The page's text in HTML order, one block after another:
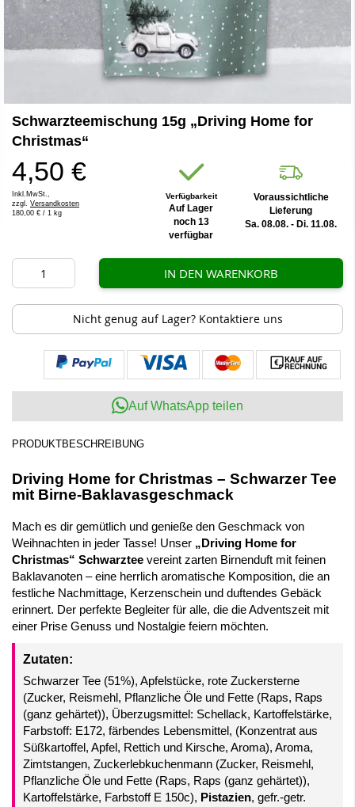
Anfang
der
springen
Schwarzteemischung 15g „Driving Home for
Christmas“
4,50 €
Inkl.MwSt.,
zzgl. Versandkosten
180,00 € / 1 kg
Verfügbarkeit
Auf Lager
noch 13
verfügbar
Voraussichtliche
Lieferung
Sa. 08.08. - Di. 11.08.
IN DEN WARENKORB
Nicht genug auf Lager? Kontaktiere uns
Auf WhatsApp teilen
PRODUKTBESCHREIBUNG
Driving Home for Christmas – Schwarzer Tee
mit Birne-Baklavasgeschmack
Mach es dir gemütlich und genieße den Geschmack von
Weihnachten in jeder Tasse! Unser „Driving Home for
Christmas“ Schwarztee vereint zarten Birnenduft mit feinen
Baklavanoten – eine herrlich aromatische Komposition, die an
festliche Nachmittage, Kerzenschein und duftendes Gebäck
erinnert. Der perfekte Begleiter für alle, die die Adventszeit mit
einer Prise Genuss und Nostalgie feiern möchten.
Zutaten:
Schwarzer Tee (51%), Apfelstücke, rote Zuckersterne
(Zucker, Reismehl, Pflanzliche Öle und Fette (Raps, Raps
(ganz gehärtet)), Überzugsmittel: Schellack, Kartoffelstärke,
Farbstoff: E172, färbendes Lebensmittel, (Konzentrat aus
Süßkartoffel, Apfel, Rettich und Kirsche, Aroma), Aroma,
Zimtstangen, Zuckerlebkuchenmann (Zucker, Reismehl,
Pflanzliche Öle und Fette (Raps, Raps (ganz gehärtet)),
Kartoffelstärke, Farbstoff E 150c), Pistazien, gefr.-getr.